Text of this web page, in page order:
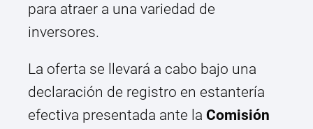
para atraer a una variedad de
inversores.
La oferta se llevará a cabo bajo una
declaración de registro en estantería
efectiva presentada ante la Comisión